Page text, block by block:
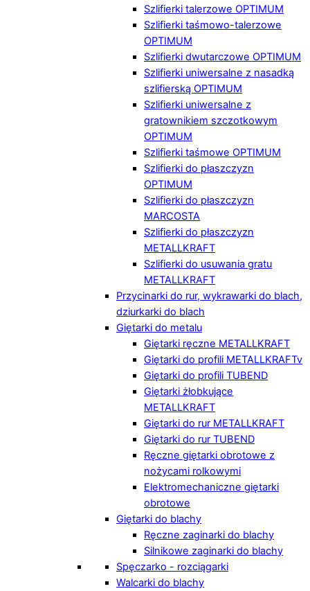
Szlifierki talerzowe OPTIMUM
Szlifierki taśmowo-talerzowe
OPTIMUM
Szlifierki dwutarczowe OPTIMUM
Szlifierki uniwersalne z nasadką
szlifierską OPTIMUM
Szlifierki uniwersalne z
gratownikiem szczotkowym
OPTIMUM
Szlifierki taśmowe OPTIMUM
Szlifierki do płaszczyzn
OPTIMUM
Szlifierki do płaszczyzn
MARCOSTA
Szlifierki do płaszczyzn
METALLKRAFT
Szlifierki do usuwania gratu
METALLKRAFT
Przycinarki do rur, wykrawarki do blach,
dziurkarki do blach
Giętarki do metalu
Giętarki ręczne METALLKRAFT
Giętarki do profili METALLKRAFTv
Giętarki do profili TUBEND
Giętarki żłobkujące
METALLKRAFT
Giętarki do rur METALLKRAFT
Giętarki do rur TUBEND
Ręczne giętarki obrotowe z
nożycami rolkowymi
Elektromechaniczne giętarki
obrotowe
Giętarki do blachy
Ręczne zaginarki do blachy
Silnikowe zaginarki do blachy
Spęczarko - rozciągarki
Walcarki do blachy